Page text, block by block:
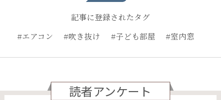
記事に登録されたタグ
#エアコン
#吹き抜け #子ども部屋 #室内窓
読者アンケート